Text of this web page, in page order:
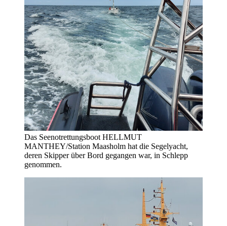
Das Seenotrettungsboot HELLMUT
MANTHEY/Station Maasholm hat die Segelyacht,
deren Skipper über Bord gegangen war, in Schlepp
genommen.